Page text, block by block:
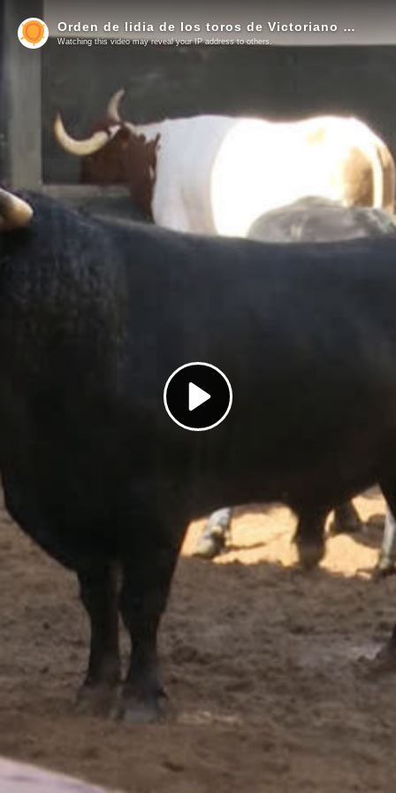
Play
Video
Orden de lidia de los toros de Victoriano del Río - Toros de Cortés
Watching this video may reveal your IP address to others.